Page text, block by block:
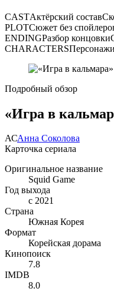
CASTАктёрский состав
PLOTСюжет без
ENDINGРазбор концовки
CHARACTERSПерсонажи
Подробный обзор
«Игра в
АСАнна Соколова
Карточка сериала
Оригинальное название
Squid Game
Год выхода
с 2021
Страна
Южная Корея
Формат
Корейская дорама
Кинопоиск
7.8
IMDB
8.0